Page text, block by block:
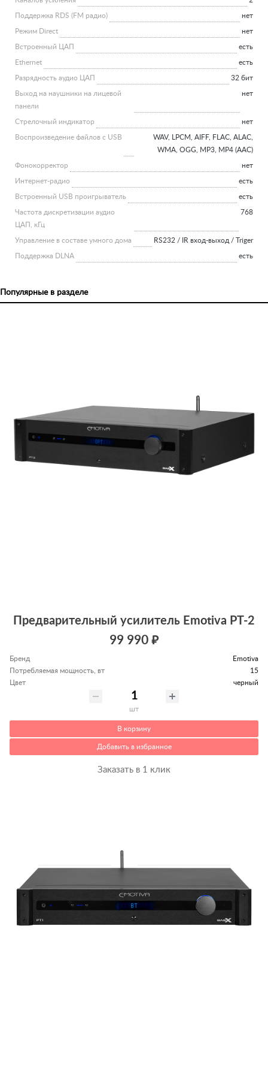
Поддержка RDS (FM радио) нет
Режим Direct нет
Встроенный ЦАП есть
Ethernet есть
Разрядность аудио ЦАП 32 бит
Выход на наушники на лицевой
панели
нет
Стрелочный индикатор нет
Воспроизведение файлов c USB
WAV, LPCM, AIFF, FLAC, ALAC,
WMA, OGG, MP3, MP4 (AAC)
Фонокорректор нет
Интернет-радио есть
Встроенный USB проигрыватель есть
Частота дискретизации аудио
ЦАП, кГц
768
Управление в составе умного дома RS232 / IR вход-выход / Triger
Поддержка DLNA есть
Популярные в разделе
Предварительный усилитель Emotiva PT-2
99 990 ₽
Бренд
Emotiva
Потребляемая мощность, вт
15
Цвет
черный
шт
В корзину
Добавить в избранное
Заказать в 1 клик